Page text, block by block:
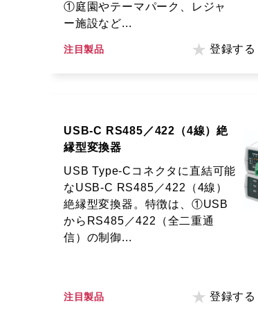
①庭園やテーマパーク、レジャ
ー施設など...
注目製品 登録する
USB-C RS485／422（4線）絶
縁型変換器
USB Type-Cコネクタに直結可能
なUSB-C RS485／422（4線）
絶縁型変換器。特徴は、①USB
からRS485／422（全二重通
信）の制御...
注目製品 登録する